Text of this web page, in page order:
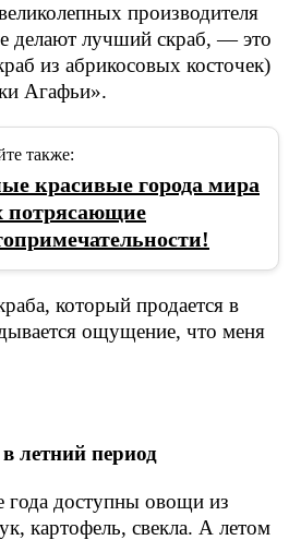
производителя
делают лучший скраб, — это
из абрикосовых косточек)
Агафьи».
также:
красивые города мира
потрясающие
который продается в
ощущение, что меня
летний период
года доступны овощи из
картофель, свекла. А летом